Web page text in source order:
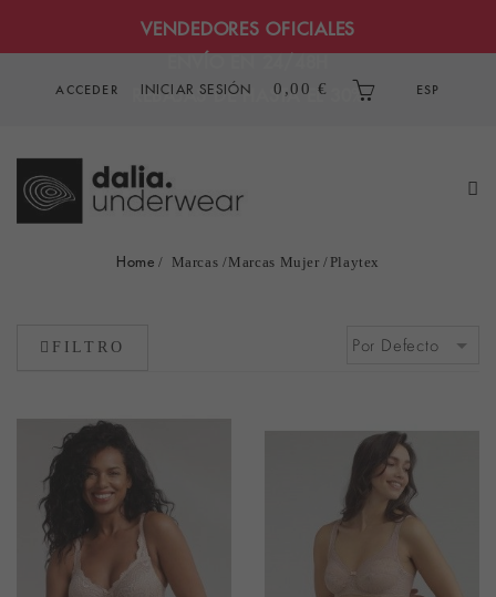
VENDEDORES OFICIALES
ENVÍO EN 24/48H
REBAJAS DE HASTA EL 30%
ACCEDER INICIAR SESIÓN 0,00 € ESP
Home Marcas Marcas Mujer Playtex
FILTRO